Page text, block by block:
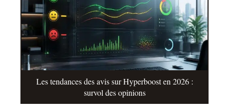
Les tendances des avis sur Hyperboost en 2026 :
survol des opinions